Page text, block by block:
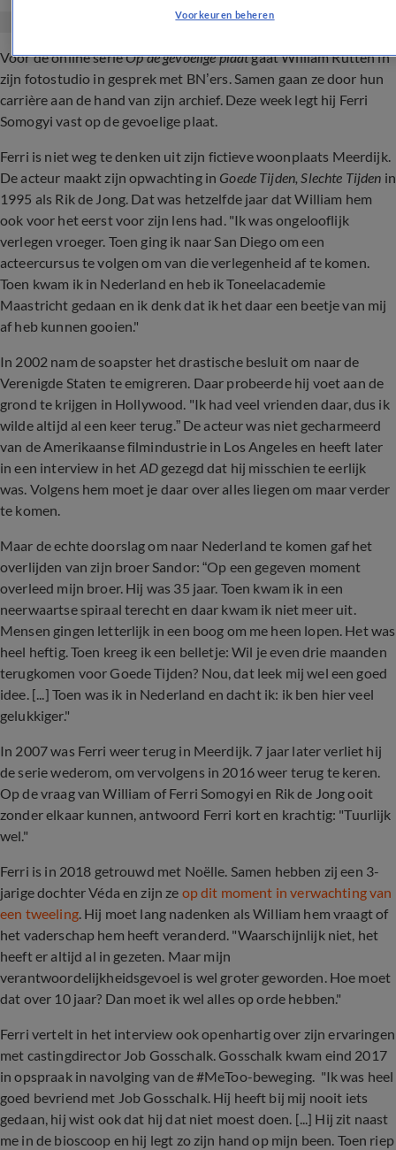
Voor de online serieOp de gevoelige plaatgaat William Rutten in
zijn fotostudio in gesprek met BN’ers. Samen gaan ze door hun
carrière aan de hand van zijn archief. Deze week legt hij Ferri
Somogyi vast op de gevoelige plaat.
Ferri is niet weg te denken uit zijn fictieve woonplaats Meerdijk.
De acteur maakt zijn opwachting in Goede Tijden, Slechte Tijden in
1995 als Rik de Jong. Dat was hetzelfde jaar dat William hem
ook voor het eerst voor zijn lens had. "Ik was ongelooflijk
verlegen vroeger. Toen ging ik naar San Diego om een
acteercursus te volgen om van die verlegenheid af te komen.
Toen kwam ik in Nederland en heb ik Toneelacademie
Maastricht gedaan en ik denk dat ik het daar een beetje van mij
af heb kunnen gooien."
In 2002 nam de soapster het drastische besluit om naar de
Verenigde Staten te emigreren. Daar probeerde hij voet aan de
grond te krijgen in Hollywood. "Ik had veel vrienden daar, dus ik
wilde altijd al een keer terug.” De acteur was niet gecharmeerd
van de Amerikaanse filmindustrie in Los Angeles en heeft later
in een interview in het ADgezegd dat hij misschien te eerlijk
was. Volgens hem moet je daar over alles liegen om maar verder
te komen.
Maar de echte doorslag om naar Nederland te komen gaf het
overlijden van zijn broer Sandor: “Op een gegeven moment
overleed mijn broer. Hij was 35 jaar. Toen kwam ik in een
neerwaartse spiraal terecht en daar kwam ik niet meer uit.
Mensen gingen letterlijk in een boog om me heen lopen. Het was
heel heftig. Toen kreeg ik een belletje: Wil je even drie maanden
terugkomen voor Goede Tijden? Nou, dat leek mij wel een goed
idee. [...] Toen was ik in Nederland en dacht ik: ik ben hier veel
gelukkiger."
In 2007 was Ferri weer terug in Meerdijk. 7 jaar later verliet hij
de serie wederom, om vervolgens in 2016 weer terug te keren.
Op de vraag van William of Ferri Somogyi en Rik de Jong ooit
zonder elkaar kunnen, antwoord Ferri kort en krachtig: "Tuurlijk
wel."
Ferri is in 2018 getrouwd met Noëlle. Samen hebben zij een 3-
jarige dochter Véda en zijn ze op dit moment in verwachting van
een tweeling. Hij moet lang nadenken als William hem vraagt of
het vaderschap hem heeft veranderd. "Waarschijnlijk niet, het
heeft er altijd al in gezeten. Maar mijn
verantwoordelijkheidsgevoel is wel groter geworden. Hoe moet
dat over 10 jaar? Dan moet ik wel alles op orde hebben."
Ferri vertelt in het interview ook openhartig over zijn ervaringen
met castingdirector Job Gosschalk. Gosschalk kwam eind 2017
in opspraak in navolging van de #MeToo-beweging. "Ik was heel
goed bevriend met Job Gosschalk. Hij heeft bij mij nooit iets
gedaan, hij wist ook dat hij dat niet moest doen. [...] Hij zit naast
me in de bioscoop en hij legt zo zijn hand op mijn been. Toen riep
Voorkeuren beheren